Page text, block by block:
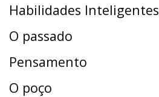
Habilidades Inteligentes
O passado
Pensamento
O poço